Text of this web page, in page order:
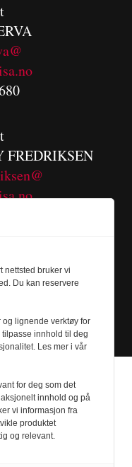
FREDRIKSEN
- Powered by
nettsted bruker vi
Du kan reservere
og lignende verktøy for
innhold til deg
Les mer i vår
for deg som det
innhold og på
vi informasjon fra
produktet
og relevant.